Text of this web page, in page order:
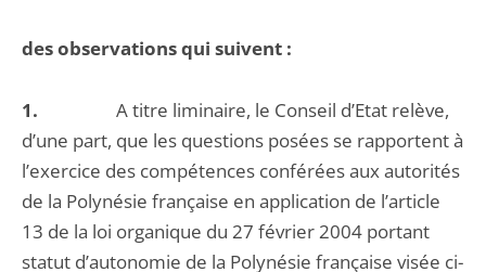
des observations qui suivent :
1. A titre liminaire, le Conseil d’Etat relève,
d’une part, que les questions posées se rapportent à
l’exercice des compétences conférées aux autorités
de la Polynésie française en application de l’article
13 de la loi organique du 27 février 2004 portant
statut d’autonomie de la Polynésie française visée ci-